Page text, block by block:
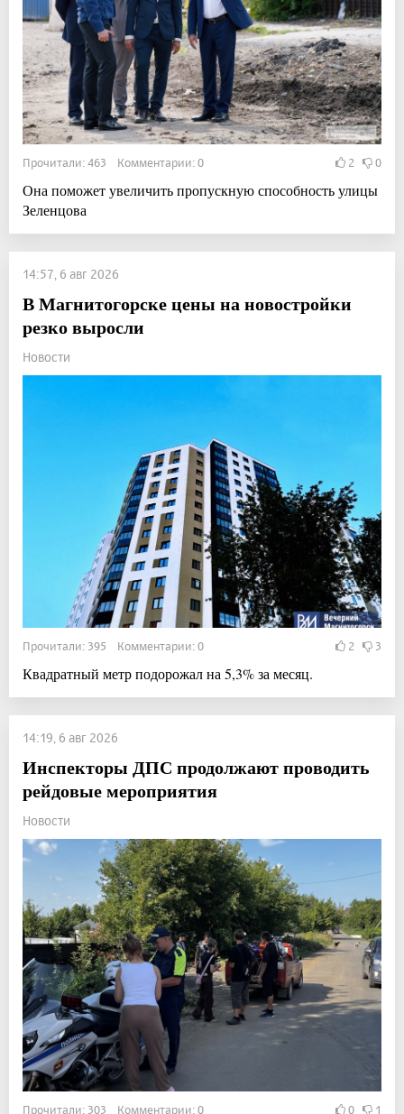
Прочитали: 463 Комментарии: 0 2 0
Она поможет увеличить пропускную способность улицы
Зеленцова
14:57, 6 авг 2026
В Магнитогорске цены на новостройки
резко выросли
Новости
Прочитали: 395 Комментарии: 0 2 3
Квадратный метр подорожал на 5,3% за месяц.
14:19, 6 авг 2026
Инспекторы ДПС продолжают проводить
рейдовые мероприятия
Новости
Прочитали: 303 Комментарии: 0 0 1